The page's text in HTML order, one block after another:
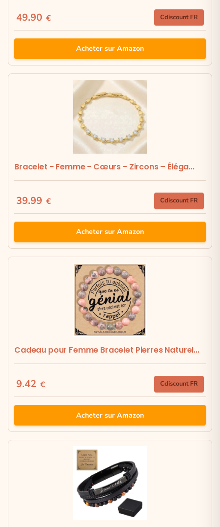
49.90 € Cdiscount FR
Acheter sur Amazon
Bracelet - Femme - Cœurs - Zircons – Éléga...
39.99 € Cdiscount FR
Acheter sur Amazon
Cadeau pour Femme Bracelet Pierres Naturel...
9.42 € Cdiscount FR
Acheter sur Amazon